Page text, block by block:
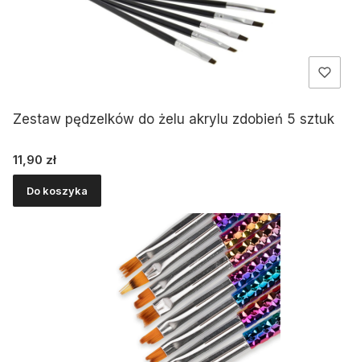
Zestaw pędzelków do żelu akrylu zdobień 5 sztuk
Cena
11,90 zł
Do koszyka